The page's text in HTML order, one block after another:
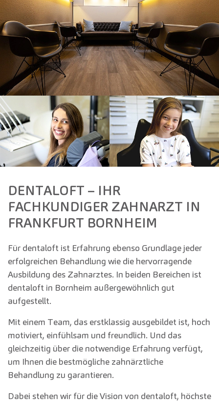
DENTALOFT – IHR
FACHKUNDIGER ZAHNARZT IN
FRANKFURT BORNHEIM
Für dentaloft ist Erfahrung ebenso Grundlage jeder
erfolgreichen Behandlung wie die hervorragende
Ausbildung des Zahnarztes. In beiden Bereichen ist
dentaloft in Bornheim außergewöhnlich gut
aufgestellt.
Mit einem Team, das erstklassig ausgebildet ist, hoch
motiviert, einfühlsam und freundlich. Und das
gleichzeitig über die notwendige Erfahrung verfügt,
um Ihnen die bestmögliche zahnärztliche
Behandlung zu garantieren.
Dabei stehen wir für die Vision von dentaloft, höchste